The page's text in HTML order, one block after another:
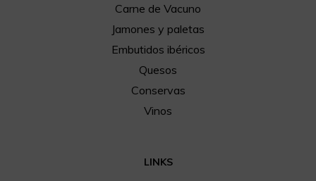
Carne de Vacuno
Jamones y paletas
Embutidos ibéricos
Quesos
Conservas
Vinos
LINKS